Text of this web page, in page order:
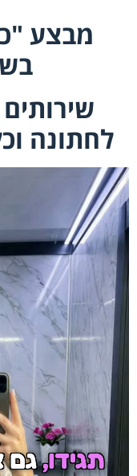
מבצע
שירותים
לחתונה
נגן
וידאו